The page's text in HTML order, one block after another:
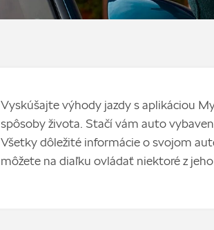
Vyskúšajte výhody jazdy s aplikáciou
spôsoby života. Stačí vám auto
Všetky dôležité informácie o svojom
môžete na diaľku ovládať niektoré z